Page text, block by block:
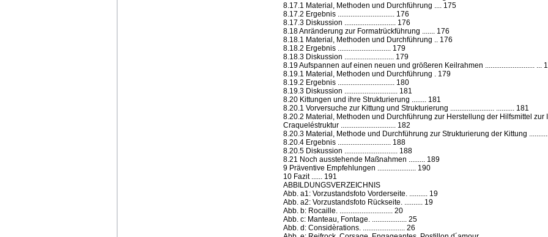
8.17.1 Material, Methoden und Durchführung .... 175
8.17.2 Ergebnis ............................... 176
8.17.3 Diskussion ............................ 176
8.18 Anränderung zur Formatrückführung ....... 176
8.18.1 Material, Methoden und Durchführung .. 176
8.18.2 Ergebnis ............................. 179
8.18.3 Diskussion ........................... 179
8.19 Aufspannen auf einen neuen und größeren Keilrahmen ........................... ...
8.19.1 Material, Methoden und Durchführung . 179
8.19.2 Ergebnis ............................... 180
8.19.3 Diskussion ............................. 181
8.20 Kittungen und ihre Strukturierung ........ 181
8.20.1 Vorversuche zur Kittung und Strukturierung ........................ .......... 181
8.20.2 Material, Methoden und Durchführung zur Herstellung der Hilfsmittel zur
Craqueléstruktur .............................. 182
8.20.3 Material, Methode und Durchführung zur Strukturierung der Kittung
8.20.4 Ergebnis ............................. 188
8.20.5 Diskussion ............................. 188
8.21 Noch ausstehende Maßnahmen ......... 189
9 Präventive Empfehlungen ..................... 190
10 Fazit ...... 191
ABBILDUNGSVERZEICHNIS
Abb. a1: Vorzustandsfoto Vorderseite. .......... 19
Abb. a2: Vorzustandsfoto Rückseite. .......... 19
Abb. b: Rocaille. ............................. 20
Abb. c: Manteau, Fontage. ................... 25
Abb. d: Considèrations. ....................... 26